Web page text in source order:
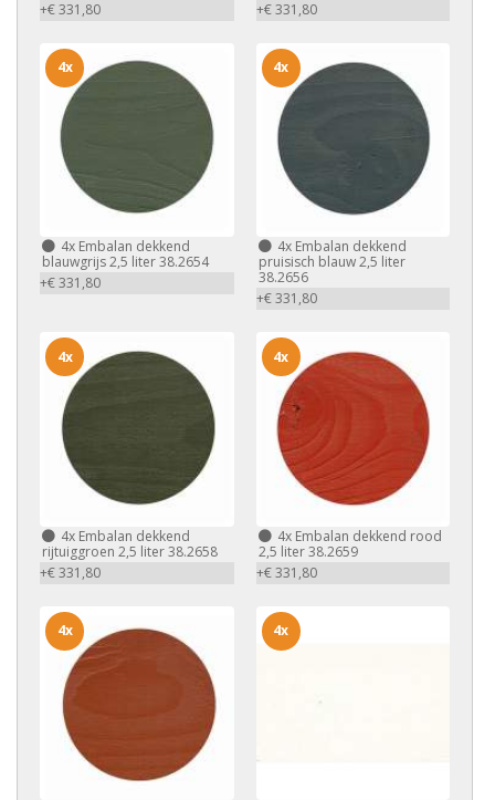
+€ 331,80 +€ 331,80
4x Embalan dekkend
blauwgrijs 2,5 liter 38.2654
+€ 331,80
4x
4xEmbalan dekkend
pruisisch blauw 2,5 liter
38.2656
+€ 331,80
4x
4x Embalan dekkend
rijtuiggroen 2,5 liter 38.2658
+€ 331,80
4x
4xEmbalan dekkend rood
2,5 liter 38.2659
+€ 331,80
4x
4x 4x